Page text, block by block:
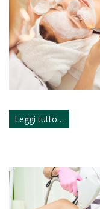
Leggi tutto…